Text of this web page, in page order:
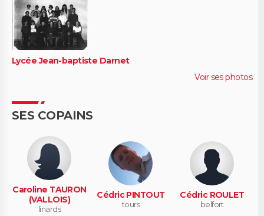
Lycée Jean-baptiste Darnet
Voir ses photos
SES COPAINS
Caroline TAURON
(VALLOIS)
linards
Cédric PINTOUT
tours
Cédric ROULET
belfort